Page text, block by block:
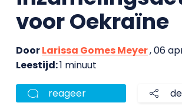
voor Oekraïne
DoorLarissa Gomes Meyer, 06
Leestijd:1 minuut
reageer